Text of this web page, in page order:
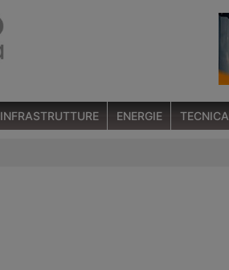
INFRASTRUTTURE ENERGIE TECNICA